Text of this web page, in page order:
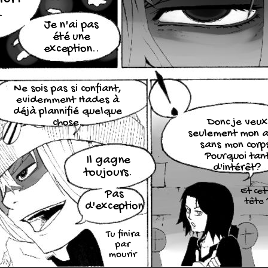
Je n'ai pas
été une
exception..
Ne sois pas si confiant,
evidemment Hades à
déjà plannifié quelque
chose.
Il gagne
toujours.
Pas
d'exception
Donc je veux
seulement mon
sans mon
Pourquoi
d'intérêt?
Et
tête
Tu finira
par
mourir